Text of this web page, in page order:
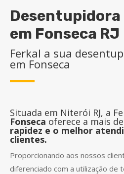
Desentupidora
em Fonseca RJ
Ferkal a sua
em Fonseca
Situada em Niterói RJ, a
Fonseca oferece a mais
rapidez e o melhor
clientes.
Proporcionando aos nossos
diferenciado com a utilização de